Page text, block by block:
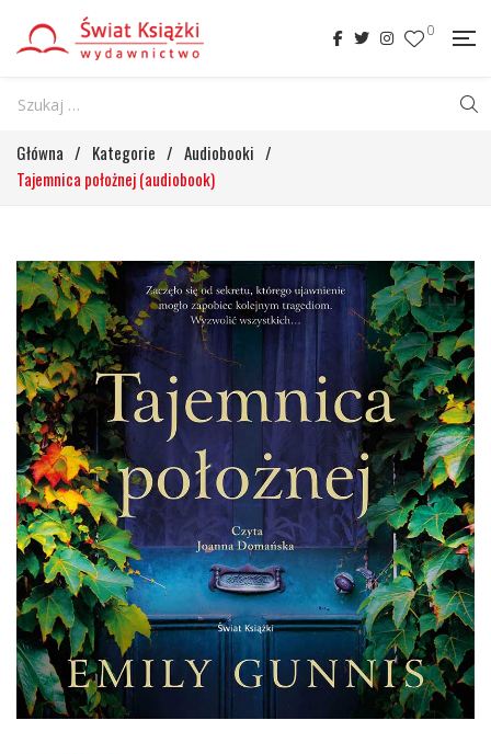
0
Główna / Kategorie / Audiobooki /
Tajemnica położnej (audiobook)